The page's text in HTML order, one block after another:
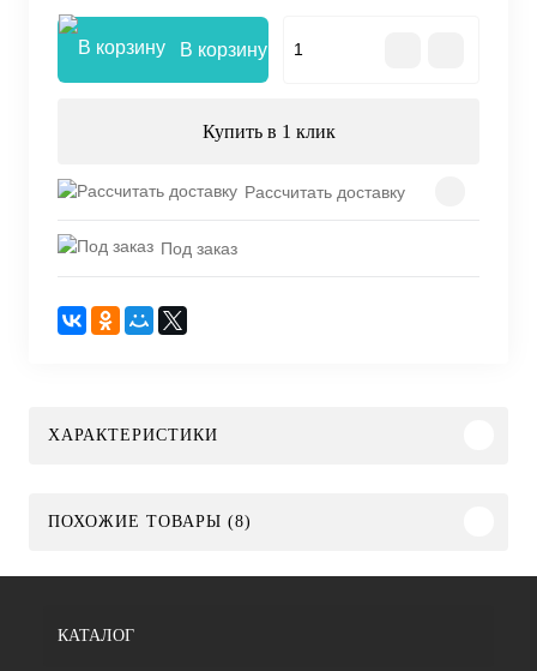
В корзину
Купить в 1 клик
Рассчитать доставку
Под заказ
ХАРАКТЕРИСТИКИ
ПОХОЖИЕ ТОВАРЫ (8)
КАТАЛОГ